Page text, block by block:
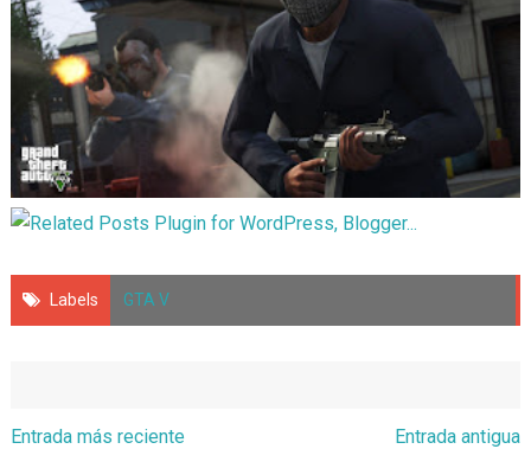
Labels GTA V
Entrada más reciente Entrada antigua